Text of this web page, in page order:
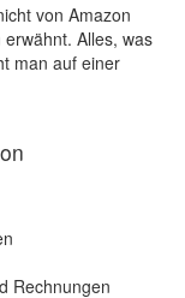
von Amazon
Alles, was
man auf einer
Rechnungen